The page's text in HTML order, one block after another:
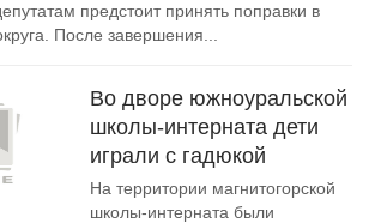
предстоит принять поправки в
После завершения...
Во дворе южноуральской
школы-интерната дети
играли с гадюкой
На территории магнитогорской
школы-интерната были